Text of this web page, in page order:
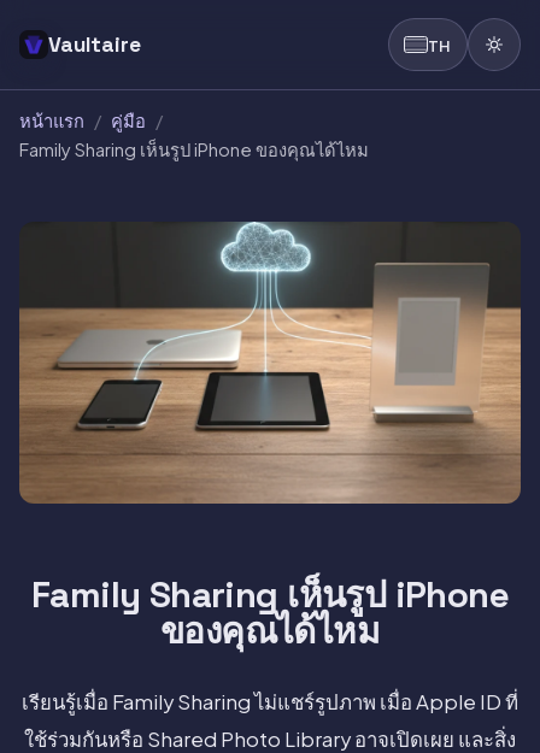
Vaultaire TH
หน้าแรก / คู่มือ /
Family Sharing เห็นรูป iPhone ของคุณได้ไหม
Family Sharing เห็นรูป iPhone
ของคุณได้ไหม
เรียนรู้เมื่อ Family Sharing ไม่แชร์รูปภาพ เมื่อ Apple ID ที่
ใช้ร่วมกันหรือ Shared Photo Library อาจเปิดเผย และสิ่ง